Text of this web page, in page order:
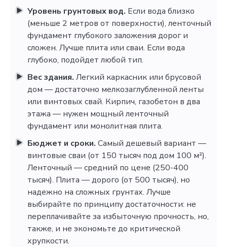
Уровень грунтовых вод. Если вода близко
(меньше 2 метров от поверхности), ленточный
фундамент глубокого заложения дорог и
сложен. Лучше плита или сваи. Если вода
глубоко, подойдет любой тип.
Вес здания. Легкий каркасник или брусовой
дом — достаточно мелкозаглубленной ленты
или винтовых свай. Кирпич, газобетон в два
этажа — нужен мощный ленточный
фундамент или монолитная плита.
Бюджет и сроки. Самый дешевый вариант —
винтовые сваи (от 150 тысяч под дом 100 м²).
Ленточный — средний по цене (250-400
тысяч). Плита — дорого (от 500 тысяч), но
надежно на сложных грунтах. Лучше
выбирайте по принципу достаточности: не
переплачивайте за избыточную прочность, но,
также, и не экономьте до критической
хрупкости.